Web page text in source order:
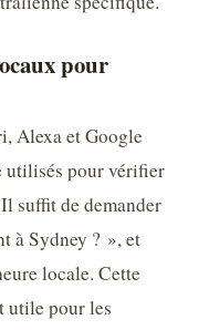
pour
Alexa et Google
utilisés pour vérifier
suffit de demander
à Sydney ? », et
locale. Cette
utile pour les